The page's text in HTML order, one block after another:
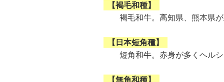
【褐毛和種】
褐毛和牛。高知県、熊本県が
【日本短角種】
短角和牛。赤身が多くヘル
【無角和種】